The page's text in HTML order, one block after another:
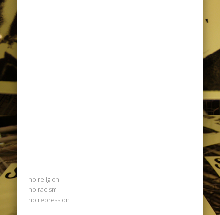
no religion
no racism
no repression